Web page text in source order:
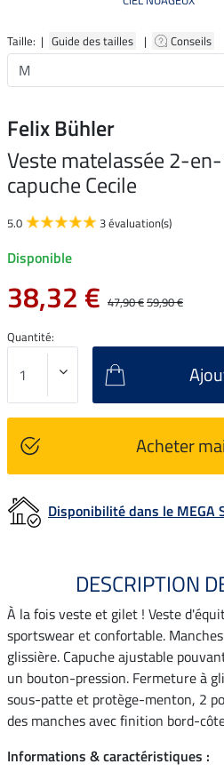
Taille: | Guide des tailles | Conseils
Felix Bühler
Veste matelassée 2-
capuche Cecile
5.0 3 évaluation(s)
Disponible
38,32 € 47,90 €59,90 €
Quantité:
Acheter
Disponibilité dans le MEGA
DESCRIPTION
À la fois veste et gilet ! Veste
sportswear et confortable.
glissière. Capuche ajustable
un bouton-pression. Fermeture à
sous-patte et protège-menton, 2
des manches avec finition bord-
Informations & caractéristiques :